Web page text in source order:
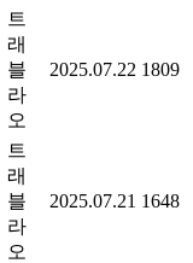
트
래
블
라
오
2025.07.22 1809
트
래
블
라
오
2025.07.21 1648